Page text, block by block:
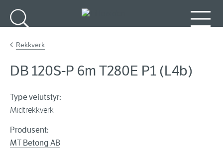
Rekkverk
DB 120S-P 6m T280E P1 (L4b)
Type veiutstyr:
Midtrekkverk
Produsent:
MT Betong AB